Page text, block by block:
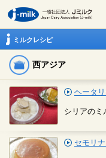
ミルクレシピ
西アジア
ヘータ
シリアのミ
セモリ